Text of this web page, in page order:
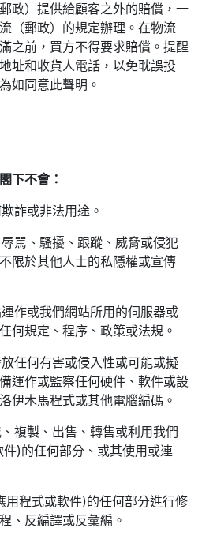
政）提供給顧客之外的賠償，一
（郵政）的規定辦理。在物流
之前，買方不得要求賠償。提醒
址和收貨人電話，以免耽誤投
如同意此聲明。
下不會：
詐或非法用途。
駡、騷擾、跟蹤、威脅或侵犯
限於其他人士的私隱權或宣傳
作或我們網站所用的伺服器或
何規定、程序、政策或法規。
任何有害或侵入性或可能或擬
運作或監察任何硬件、軟件或設
伊木馬程式或其他電腦編碼。
複製、出售、轉售或利用我們
)的任何部分、或其使用或連
程式或軟件)的任何部分進行修
、反編譯或反彙編。